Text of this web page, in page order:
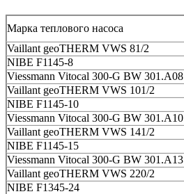
Марка теплового насоса
Vaillant geoTHERM VWS 81/2
NIBE F1145-8
Viessmann Vitocal 300-G BW 301.A08
Vaillant geoTHERM VWS 101/2
NIBE F1145-10
Viessmann Vitocal 300-G BW 301.A10
Vaillant geoTHERM VWS 141/2
NIBE F1145-15
Viessmann Vitocal 300-G BW 301.A13
Vaillant geoTHERM VWS 220/2
NIBE F1345-24